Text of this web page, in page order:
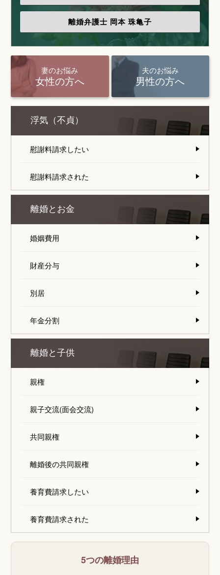
離婚弁護士 岡本 珠亀子
妻のお悩み
女性の方へ
夫のお悩み
男性の方へ
浮気（不貞）
慰謝料請求したい
慰謝料請求された
離婚とお金
婚姻費用
財産分与
別居
年金分割
離婚と子供
親権
親子交流(面会交流)
共同親権
離婚後の共同親権
養育費請求したい
養育費請求された
5つの離婚理由